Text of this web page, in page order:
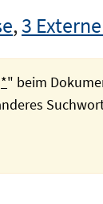
,3
*" beim